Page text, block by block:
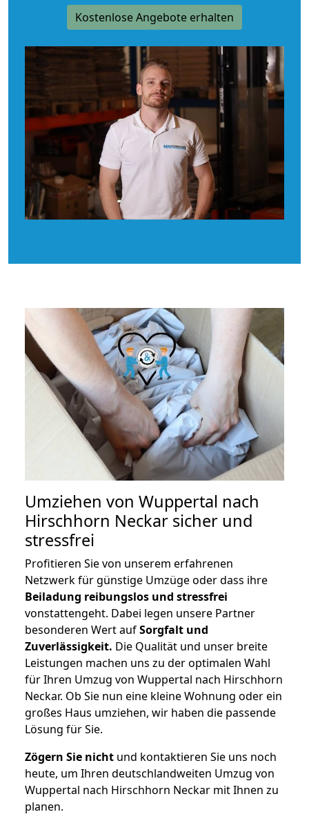
Kostenlose Angebote erhalten
Umziehen von Wuppertal nach
Hirschhorn Neckar sicher und
stressfrei
Profitieren Sie von unserem erfahrenen
Netzwerk für günstige Umzüge oder dass ihre
Beiladung reibungslos und stressfrei
vonstattengeht. Dabei legen unsere Partner
besonderen Wert aufSorgfalt und
Zuverlässigkeit. Die Qualität und unser breite
Leistungen machen uns zu der optimalen Wahl
für Ihren Umzug von Wuppertal nach Hirschhorn
Neckar. Ob Sie nun eine kleine Wohnung oder ein
großes Haus umziehen, wir haben die passende
Lösung für Sie.
Zögern Sie nicht und kontaktieren Sie uns noch
heute, um Ihren deutschlandweiten Umzug von
Wuppertal nach Hirschhorn Neckar mit Ihnen zu
planen.